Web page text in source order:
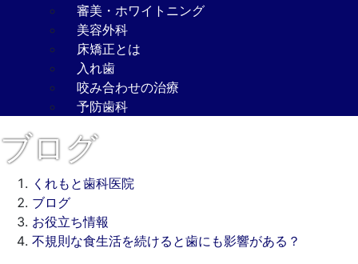
審美・ホワイトニング
美容外科
床矯正とは
入れ歯
咬み合わせの治療
予防歯科
ブログ
くれもと歯科医院
ブログ
お役立ち情報
不規則な食生活を続けると歯にも影響がある？